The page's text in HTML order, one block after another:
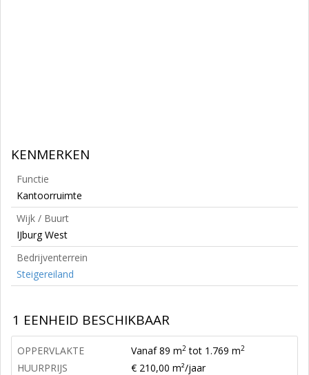
KENMERKEN
Functie
Kantoorruimte
Wijk / Buurt
IJburg West
Bedrijventerrein
Steigereiland
1 EENHEID BESCHIKBAAR
OPPERVLAKTE Vanaf 89 m2 tot 1.769 m2
HUURPRIJS
€ 210,00 m²/jaar